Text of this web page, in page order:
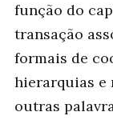
função do
transação
formais de
hierarquias e
outras